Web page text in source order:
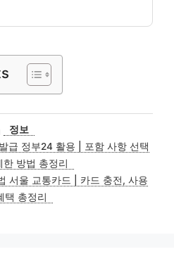
카
테
고
리
정보
급 정부24 활용 | 포함 사항 선택
한 방법 총정리
서울 교통카드 | 카드 충전, 사용
택 총정리